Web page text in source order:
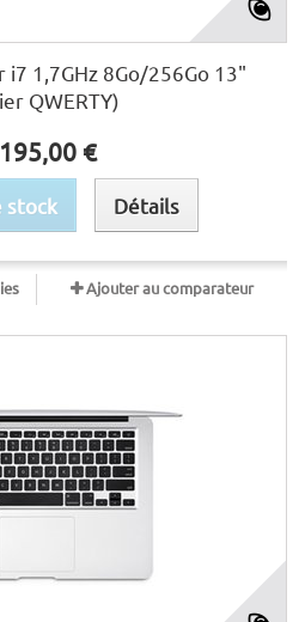
i7 1,7GHz 8Go/256Go 13"
QWERTY)
€
stock Détails
Ajouter au comparateur